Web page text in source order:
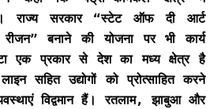
राज्य सरकार “स्टेट ऑफ दी आर्ट
रीजन” बनाने की योजना पर भी कार्य
एक प्रकार से देश का मध्य क्षेत्र है
सहित उद्योगों को प्रोत्साहित करने
विद्वमान हैं। रतलाम, झाबुआ और